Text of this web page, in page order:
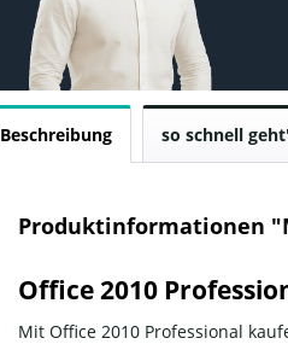
Beschreibung so schnell
Produktinformationen
Office 2010
Mit Office 2010 Professional